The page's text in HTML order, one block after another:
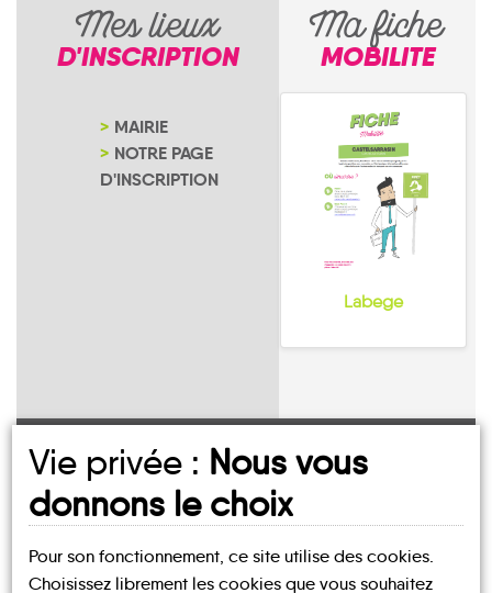
Mes lieux
D'INSCRIPTION
MAIRIE
NOTRE PAGE
D'INSCRIPTION
Ma fiche
MOBILITE
Labege
UN AVIS, UN TÉMOIGNAGE
À PARTAGER ?
Vie privée : Nous vous
donnons le choix
Pour son fonctionnement, ce site utilise des cookies.
Choisissez librement les cookies que vous souhaitez